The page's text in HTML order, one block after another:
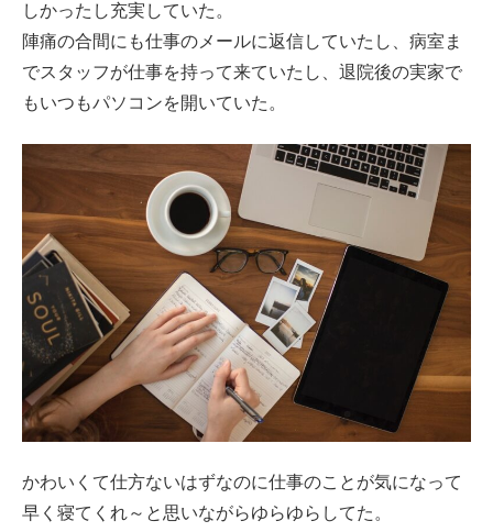
しかったし充実していた。
陣痛の合間にも仕事のメールに返信していたし、病室ま
でスタッフが仕事を持って来ていたし、退院後の実家で
もいつもパソコンを開いていた。
かわいくて仕方ないはずなのに仕事のことが気になって
早く寝てくれ～と思いながらゆらゆらしてた。